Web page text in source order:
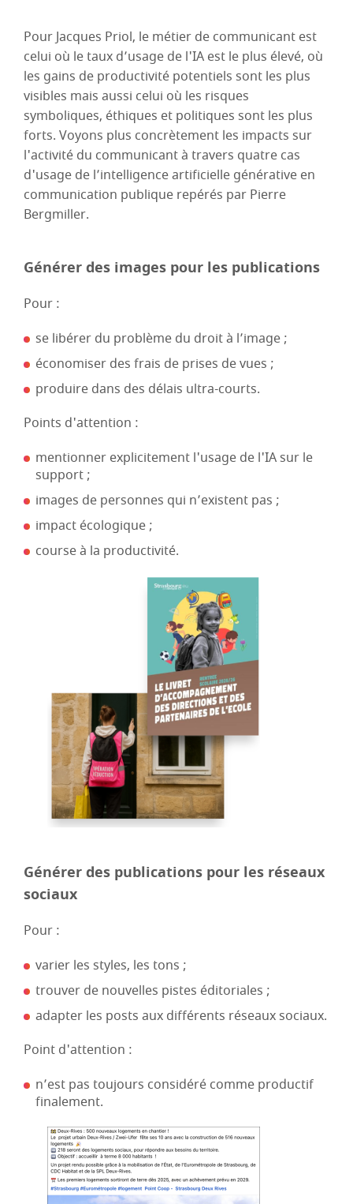
Pour Jacques Priol, le métier de communicant est
celui où le taux d’usage de l'IA est le plus élevé, où
les gains de productivité potentiels sont les plus
visibles mais aussi celui où les risques
symboliques, éthiques et politiques sont les plus
forts. Voyons plus concrètement les impacts sur
l'activité du communicant à travers quatre cas
d'usage de l’intelligence artificielle générative en
communication publique repérés par Pierre
Bergmiller.
Générer des images pour les publications
Pour :
se libérer du problème du droit à l’image ;
économiser des frais de prises de vues ;
produire dans des délais ultra-courts.
Points d'attention :
mentionner explicitement l'usage de l'IA sur le
support ;
images de personnes qui n’existent pas ;
impact écologique ;
course à la productivité.
Générer des publications pour les réseaux
sociaux
Pour :
varier les styles, les tons ;
trouver de nouvelles pistes éditoriales ;
adapter les posts aux différents réseaux sociaux.
Point d'attention :
n’est pas toujours considéré comme productif
finalement.